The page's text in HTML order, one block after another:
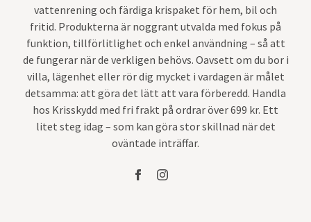
vattenrening och färdiga krispaket för hem, bil och
fritid. Produkterna är noggrant utvalda med fokus på
funktion, tillförlitlighet och enkel användning – så att
de fungerar när de verkligen behövs. Oavsett om du bor i
villa, lägenhet eller rör dig mycket i vardagen är målet
detsamma: att göra det lätt att vara förberedd. Handla
hos Krisskydd med fri frakt på ordrar över 699 kr. Ett
litet steg idag – som kan göra stor skillnad när det
oväntade inträffar.